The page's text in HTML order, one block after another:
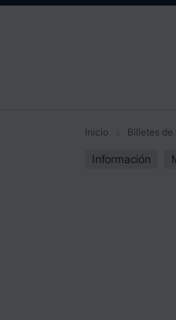
Inicio Billetes de
Información